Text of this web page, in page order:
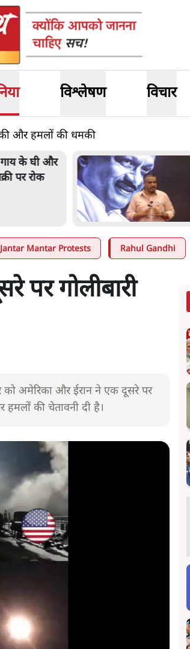
विश्लेषण विचार
की और हमलों की धमकी
के नामों
रोहित
Jantar Mantar Protests Rahul Gandhi
पर गोलीबारी
अमेरिका और ईरान ने एक दूसरे पर
हमलों की चेतावनी दी है।